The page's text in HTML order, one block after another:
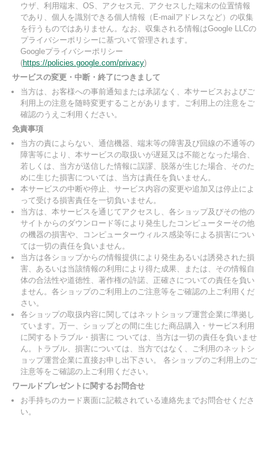
ウザ、利用端末、OS、アクセス元、アクセスした端末の位置情報
であり、個人を識別できる個人情報（E-mailアドレスなど）の収集
を行うものではありません。なお、収集される情報はGoogle LLCの
プライバシーポリシーに基づいて管理されます。
Googleプライバシーポリシー
(https://policies.google.com/privacy)
サービスの変更・中断・終了につきまして
当方は、お客様への事前通知または承諾なく、本サービスおよびご
利用上の注意を随時変更することがあります。ご利用上の注意をご
確認のうえご利用ください。
免責事項
当方の責によらない、通信機器、端末等の障害及び回線の不通等の
障害等により、本サービスの取扱いが遅延又は不能となった場合、
若しくは、当方が送信した情報に誤謬、脱落が生じた場合、そのた
めに生じた損害については、当方は責任を負いません。
本サービスの中断や停止、サービス内容の変更や追加又は停止によ
って受ける損害責任を一切負いません。
当方は、本サービスを通じてアクセスし、各ショップ及びその他の
サイトからのダウンロード等により発生したコンピューターその他
の機器の損害や、コンピューターウィルス感染等による損害につい
ては一切の責任を負いません。
当方は各ショップからの情報提供により発生あるいは誘発された損
害、あるいは当該情報の利用により得た成果、または、その情報自
体の合法性や道徳性、著作権の許諾、正確さについての責任を負い
ません。各ショップのご利用上のご注意等をご確認の上ご利用くだ
さい。
各ショップの取扱内容に関してはネットショップ運営企業に準拠し
ています。万一、ショップとの間に生じた商品購入・サービス利用
に関するトラブル・損害に ついては、当方は一切の責任を負いませ
ん。トラブル、損害については、当方ではなく、ご利用のネットシ
ョップ運営企業に直接お申し出下さい。 各ショップのご利用上のご
注意等をご確認の上ご利用ください。
ワールドプレゼントに関するお問合せ
お手持ちのカード裏面に記載されている連絡先までお問合せくださ
い。